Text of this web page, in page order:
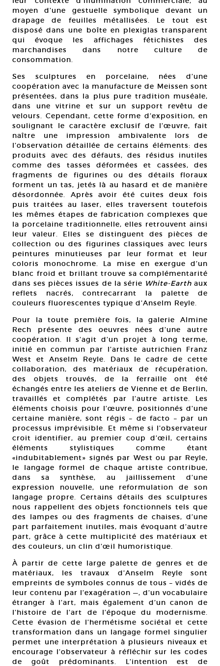
moyen d’une gestuelle symbolique devant un
drapage de feuilles métallisées. Le tout est
disposé dans une boîte en plexiglas transparent
qui évoque les affichages fétichistes des
marchandises dans notre culture de
consommation.
Ses sculptures en porcelaine, nées d’une
coopération avec la manufacture de Meissen sont
présentées, dans la plus pure tradition muséale,
dans une vitrine et sur un support revêtu de
velours. Cependant, cette forme d’exposition, en
soulignant le caractère exclusif de l’œuvre, fait
naître une impression ambivalente lors de
l’observation détaillée de certains éléments: des
produits avec des défauts, des résidus inutiles
comme des tasses déformées et cassées, des
fragments de figurines ou des détails floraux
forment un tas, jetés là au hasard et de manière
désordonnée. Après avoir été cuites deux fois
puis traitées au laser, elles traversent toutefois
les mêmes étapes de fabrication complexes que
la porcelaine traditionnelle, elles retrouvent ainsi
leur valeur. Elles se distinguent des pièces de
collection ou des figurines classiques avec leurs
peintures minutieuses par leur format et leur
coloris monochrome. La mise en exergue d’un
blanc froid et brillant trouve sa complémentarité
dans ses pièces issues de la série White-Earthaux
reflets nacrés, contrecarrant la palette de
couleurs fluorescentes typique d’Anselm Reyle.
Pour la toute première fois, la galerie Almine
Rech présente des oeuvres nées d’une autre
coopération. Il s’agit d’un projet à long terme,
initié en commun par l’artiste autrichien Franz
West et Anselm Reyle. Dans le cadre de cette
collaboration, des matériaux de récupération,
des objets trouvés, de la ferraille ont été
échangés entre les ateliers de Vienne et de Berlin,
travaillés et complétés par l’autre artiste. Les
éléments choisis pour l’œuvre, positionnés d’une
certaine manière, sont régis – de facto – par un
processus imprévisible. Et même si l’observateur
croit identifier, au premier coup d’œil, certains
éléments stylistiques comme étant
«indubitablement» signés par West ou par Reyle,
le langage formel de chaque artiste contribue,
dans sa synthèse, au jaillissement d’une
expression nouvelle, une reformulation de son
langage propre. Certains détails des sculptures
nous rappellent des objets fonctionnels tels que
des lampes ou des fragments de chaises, d’une
part parfaitement inutiles, mais évoquant d’autre
part, grâce à cette multiplicité des matériaux et
des couleurs, un clin d’œil humoristique.
À partir de cette large palette de genres et de
matériaux, les travaux d’Anselm Reyle sont
empreints de symboles connus de tous – vidés de
leur contenu par l’exagération —, d’un vocabulaire
étranger à l’art, mais également d’un canon de
l’histoire de l’art de l’époque du modernisme.
Cette évasion de l’hermétisme sociétal et cette
transformation dans un langage formel singulier
permet une interprétation à plusieurs niveaux et
encourage l’observateur à réfléchir sur les codes
de goût prédominants. L’intention est de